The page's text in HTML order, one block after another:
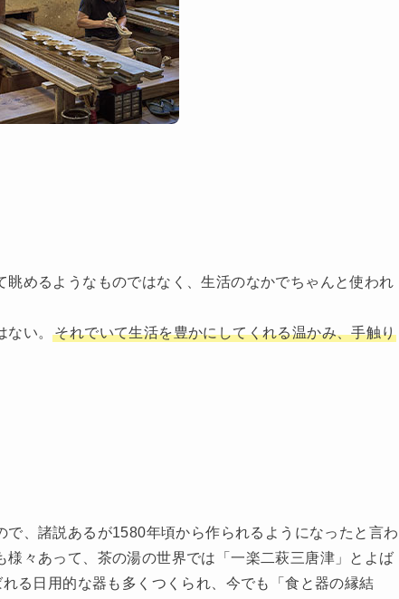
眺めるようなものではなく、生活のなかでちゃんと使われ
ない。それでいて生活を豊かにしてくれる温かみ、手触り
、諸説あるが1580年頃から作られるようになったと言わ
々あって、茶の湯の世界では「一楽二萩三唐津」とよば
る日用的な器も多くつくられ、今でも「食と器の縁結